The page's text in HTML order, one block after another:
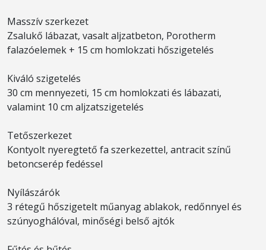
Masszív szerkezet
Zsalukő lábazat, vasalt aljzatbeton, Porotherm
falazóelemek + 15 cm homlokzati hőszigetelés
Kiváló szigetelés
30 cm mennyezeti, 15 cm homlokzati és lábazati,
valamint 10 cm aljzatszigetelés
Tetőszerkezet
Kontyolt nyeregtető fa szerkezettel, antracit színű
betoncserép fedéssel
Nyílászárók
3 rétegű hőszigetelt műanyag ablakok, redőnnyel és
szúnyoghálóval, minőségi belső ajtók